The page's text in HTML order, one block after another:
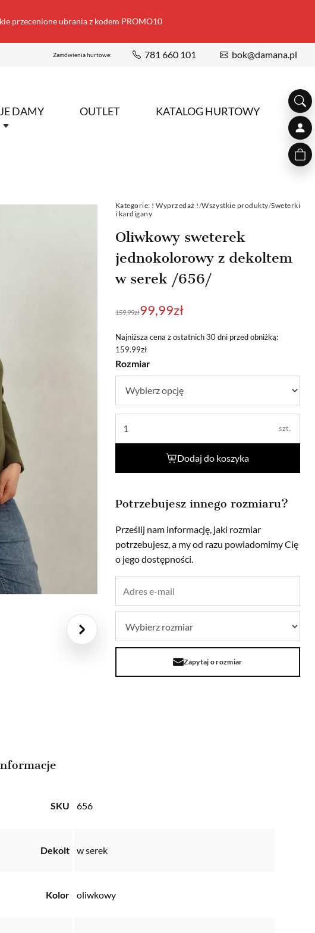
przecenione ubrania z kodem PROMO10
Zamówienia hurtowe: 781 660 101 bok@damana.pl
DAMY OUTLET
KATALOG HURTOWY
Kategorie: ! Wyprzedaż !/Wszystkie produkty/Sweterki
i kardigany
Oliwkowy sweterek
jednokolorowy z dekoltem
w serek /656/
159,99zł
Pierwotna
wynosiła:
159,99zł.
99,99zł
Aktualna
wynosi:
99,99zł.
Najniższa cena z ostatnich 30 dni przed obniżką:
159.99zł
Rozmiar
szt.
Dodaj do koszyka
Potrzebujesz innego rozmiaru?
Prześlij nam informację, jaki rozmiar
potrzebujesz, a my od razu powiadomimy Cię
o jego dostępności.
Zapytaj o rozmiar
SKU 656
Dekolt w serek
Kolor oliwkowy